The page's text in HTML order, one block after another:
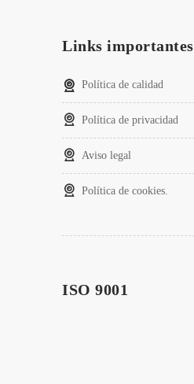
Links importantes
Política de calidad
Política de privacidad
Aviso legal
Política de cookies.
ISO 9001